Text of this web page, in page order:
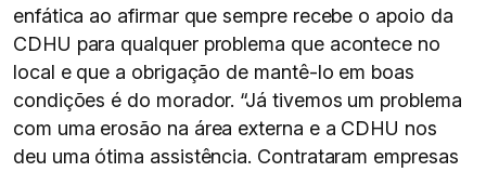
enfática ao afirmar que sempre recebe o apoio da
CDHU para qualquer problema que acontece no
local e que a obrigação de mantê-lo em boas
condições é do morador. “Já tivemos um problema
com uma erosão na área externa e a CDHU nos
deu uma ótima assistência. Contrataram empresas